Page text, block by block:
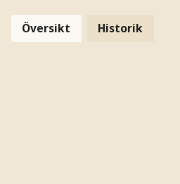
Översikt Historik